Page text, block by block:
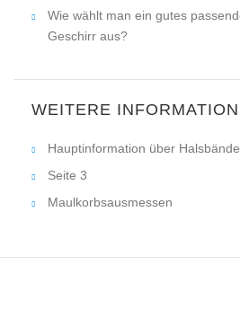
Wie wählt man ein gutes
Geschirr aus?
WEITERE
Hauptinformation über
Seite 3
Maulkorbsausmessen